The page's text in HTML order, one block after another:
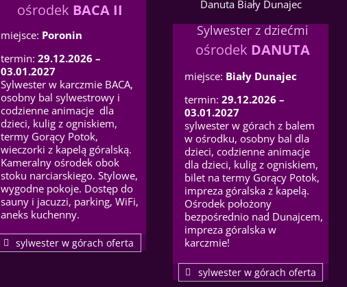
ośrodek BACA II
miejsce: Poronin
termin: 29.12.2026 –
03.01.2027
Sylwester w karczmie BACA,
osobny bal sylwestrowy i
codzienne animacje dla
dzieci, kulig z ogniskiem,
termy Gorący Potok,
wieczorki z kapelą góralską.
Kameralny ośrodek obok
stoku narciarskiego. Stylowe,
wygodne pokoje. Dostęp do
sauny i jacuzzi, parking, WiFi,
aneks kuchenny.
sylwester w górach oferta
Sylwester z dziećmi
ośrodek DANUTA
miejsce: Biały Dunajec
termin: 29.12.2026 –
03.01.2027
sylwester w górach z balem
w ośrodku, osobny bal dla
dzieci, codzienne animacje
dla dzieci, kulig z ogniskiem,
bilet na termy Gorący Potok,
impreza góralska z kapelą.
Ośrodek położony
bezpośrednio nad Dunajcem,
impreza góralska w
karczmie!
sylwester w górach oferta